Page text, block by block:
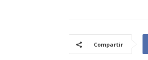
Compartir